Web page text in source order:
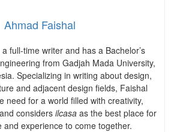
Ahmad Faishal
full-time writer and has a Bachelor’s
from Gadjah Mada University,
Specializing in writing about design,
and adjacent design fields, Faishal
need for a world filled with creativity,
considers ilcasaas the best place for
and experience to come together.